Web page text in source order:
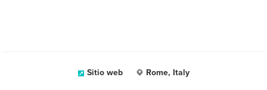
Sitio web Rome, Italy